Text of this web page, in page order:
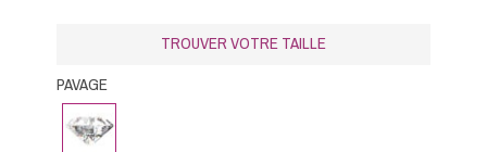
TROUVER VOTRE TAILLE
PAVAGE
Diamant